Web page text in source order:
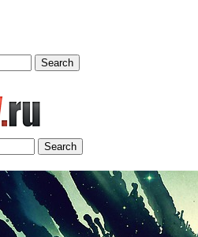
Search
Search